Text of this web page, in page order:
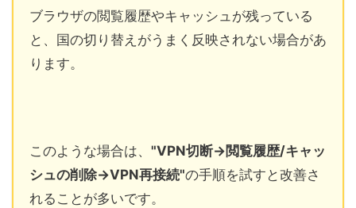
ブラウザの閲覧履歴やキャッシュが残っている
と、国の切り替えがうまく反映されない場合があ
ります。
このような場合は、 "VPN切断→閲覧履歴/キャッ
シュの削除→VPN再接続"の手順を試すと改善さ
れることが多いです。